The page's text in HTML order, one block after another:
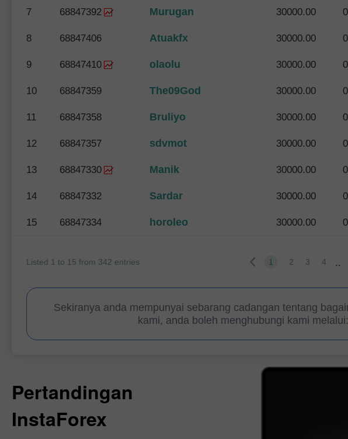
7 68847392 Murugan 30000.00
8 68847406 Atuakfx 30000.00
9 68847410 olaolu 30000.00
10 68847359 The09God 30000.00
11 68847358 Bruliyo 30000.00
12 68847357 sdvmot 30000.00
13 68847330 Manik 30000.00
14 68847332 Sardar 30000.00
15 68847334 horoleo 30000.00
Listed 1 to 15 from 342 entries 1 2 3 4 ..
Sekiranya anda mempunyai sebarang cadangan tentang
kami, anda boleh menghubungi kami melalui:
Pertandingan
InstaForex